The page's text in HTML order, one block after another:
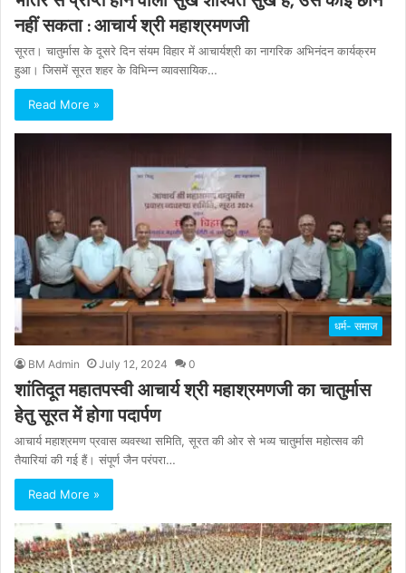
नहीं सकता : आचार्य श्री महाश्रमणजी
सूरत। चातुर्मास के दूसरे दिन संयम विहार में आचार्यश्री का नागरिक अभिनंदन कार्यक्रम
हुआ। जिसमें सूरत शहर के विभिन्न व्यावसायिक…
Read More »
धर्म- समाज
BM Admin July 12, 2024 0
शांतिदूत महातपस्वी आचार्य श्री महाश्रमणजी का चातुर्मास
हेतु सूरत में होगा पदार्पण
आचार्य महाश्रमण प्रवास व्यवस्था समिति, सूरत की ओर से भव्य चातुर्मास महोत्सव की
तैयारियां की गई हैं। संपूर्ण जैन परंपरा…
Read More »